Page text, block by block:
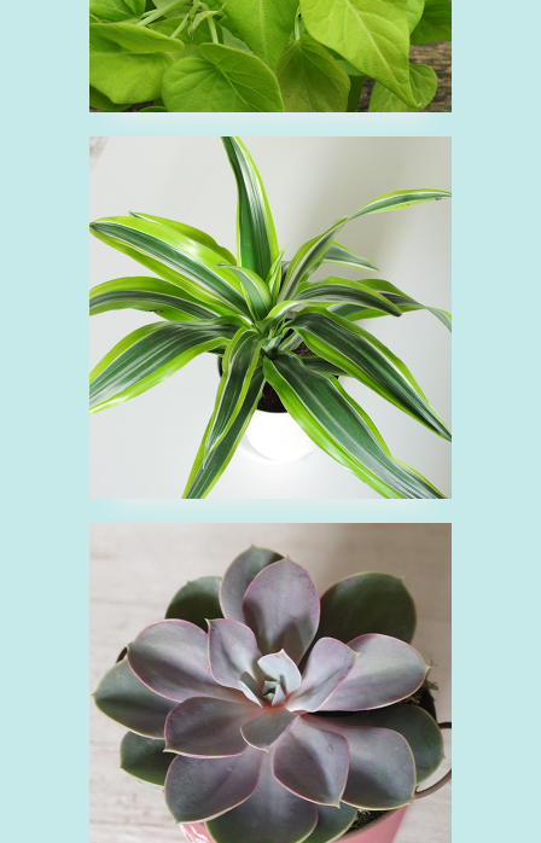
■ドラセナ レモンライ
ム
ど
リュウゼツラン科 緑 観葉植物
■エケベリア パール
フォン ニュルンベル
グ
え
ベンケイソウ科 多肉植物 緑 観
葉植物